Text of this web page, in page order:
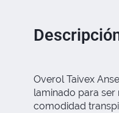
Overol Taivex
laminado para
comodidad